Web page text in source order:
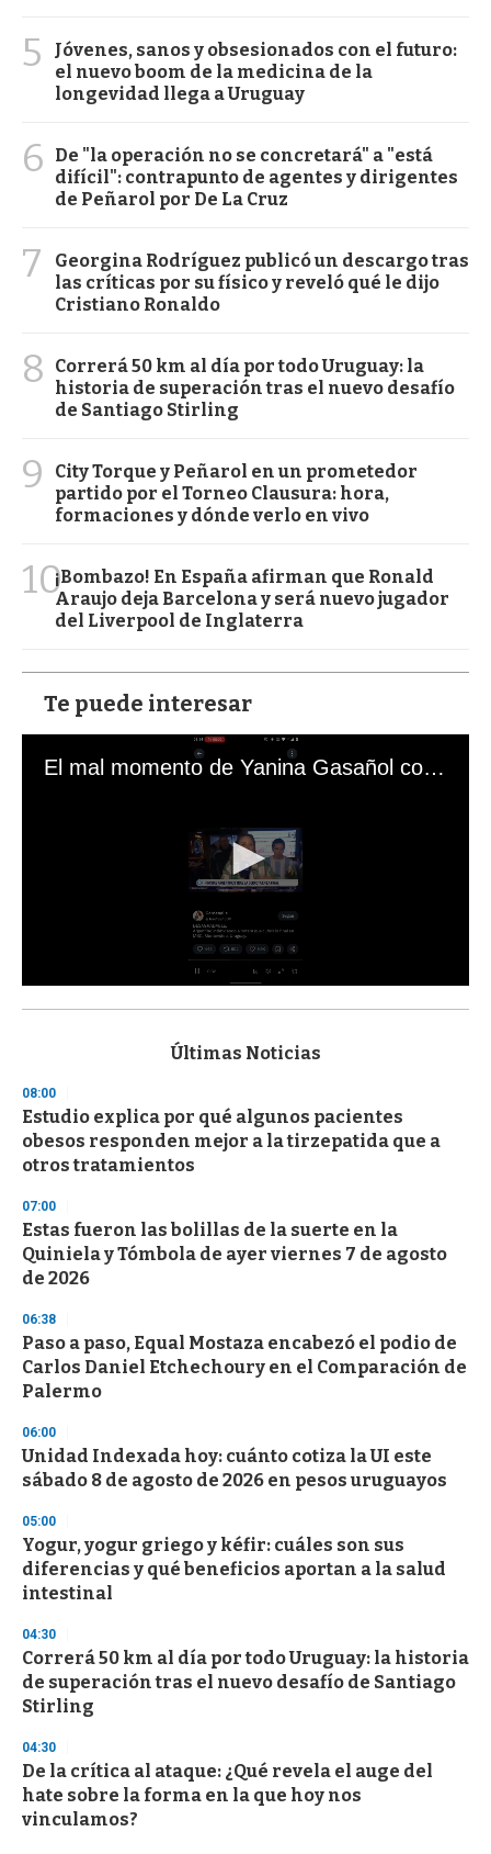
5
Jóvenes, sanos y obsesionados con el futuro:
el nuevo boom de la medicina de la
longevidad llega a Uruguay
6
De "la operación no se concretará" a "está
difícil": contrapunto de agentes y dirigentes
de Peñarol por De La Cruz
7
Georgina Rodríguez publicó un descargo tras
las críticas por su físico y reveló qué le dijo
Cristiano Ronaldo
8
Correrá 50 km al día por todo Uruguay: la
historia de superación tras el nuevo desafío
de Santiago Stirling
9
City Torque y Peñarol en un prometedor
partido por el Torneo Clausura: hora,
formaciones y dónde verlo en vivo
10¡Bombazo! En España afirman que Ronald
Araujo deja Barcelona y será nuevo jugador
del Liverpool de Inglaterra
Te puede interesar
El mal momento de Yanina Gasañol con un hincha argentino en "Subrayado"
s
d
s
o
f
3
s
e
c
o
n
Últimas Noticias
08:00
Estudio explica por qué algunos pacientes
obesos responden mejor a la tirzepatida que a
otros tratamientos
07:00
Estas fueron las bolillas de la suerte en la
Quiniela y Tómbola de ayer viernes 7 de agosto
de 2026
06:38
Paso a paso, Equal Mostaza encabezó el podio de
Carlos Daniel Etchechoury en el Comparación de
Palermo
06:00
Unidad Indexada hoy: cuánto cotiza la UI este
sábado 8 de agosto de 2026 en pesos uruguayos
05:00
Yogur, yogur griego y kéfir: cuáles son sus
diferencias y qué beneficios aportan a la salud
intestinal
04:30
Correrá 50 km al día por todo Uruguay: la historia
de superación tras el nuevo desafío de Santiago
Stirling
04:30
De la crítica al ataque: ¿Qué revela el auge del
hate sobre la forma en la que hoy nos
vinculamos?